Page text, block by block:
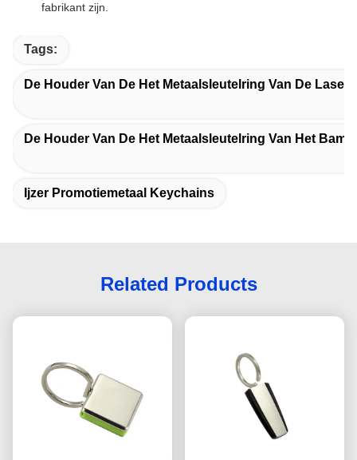
fabrikant zijn.
Tags:
De Houder Van De Het Metaalsleutelring Van De
De Houder Van De Het Metaalsleutelring Van Het
Ijzer Promotiemetaal Keychains
Related Products